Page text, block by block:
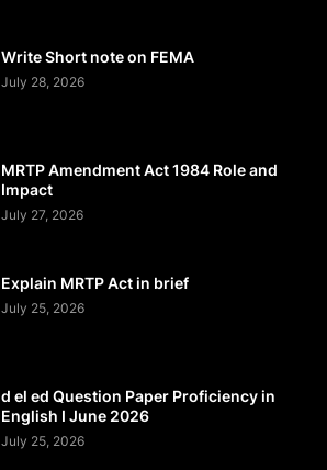
Write Short note on FEMA
July 28, 2026
MRTP Amendment Act 1984 Role and
Impact
July 27, 2026
Explain MRTP Act in brief
July 25, 2026
d el ed Question Paper Proficiency in
English I June 2026
July 25, 2026